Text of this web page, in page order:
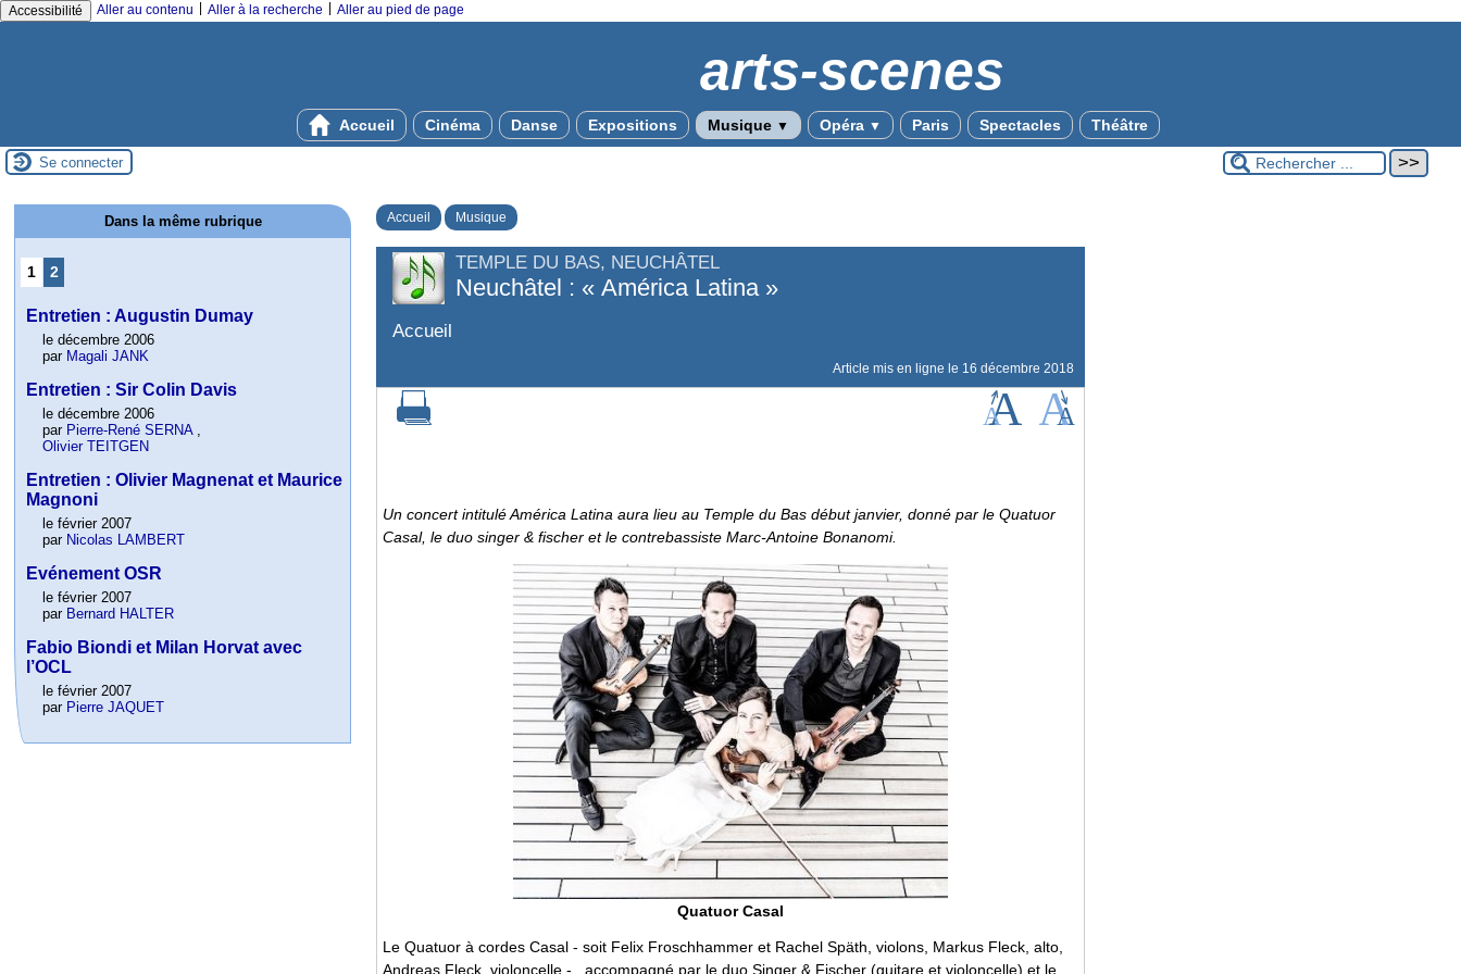
Accessibilité Aller au contenu Aller à la recherche Aller au pied de page
arts-scenes
Accueil Cinéma Danse Expositions Musique ▼ Opéra ▼ Paris Spectacles Théâtre
Se connecter
Accueil Musique
TEMPLE DU BAS, NEUCHÂTEL
Neuchâtel : « América Latina »
Accueil
Article mis en ligne le 16 décembre 2018
Un concert intituléAmérica Latina aura lieu au Temple du Bas début janvier, donné par le Quatuor
Casal, le duo singer & fischer et le contrebassiste Marc-Antoine Bonanomi.
Quatuor Casal
Le Quatuor à cordes Casal - soit Felix Froschhammer et Rachel Späth, violons, Markus Fleck, alto,
Andreas Fleck, violoncelle - , accompagné par le duo Singer & Fischer (guitare et violoncelle) et le
Dans la même rubrique
1 2
Entretien : Augustin Dumay
le décembre 2006
par Magali JANK
Entretien : Sir Colin Davis
le décembre 2006
par Pierre-René SERNA,
Olivier TEITGEN
Entretien : Olivier Magnenat et Maurice
Magnoni
le février 2007
par Nicolas LAMBERT
Evénement OSR
le février 2007
par Bernard HALTER
Fabio Biondi et Milan Horvat avec
l’OCL
le février 2007
par Pierre JAQUET